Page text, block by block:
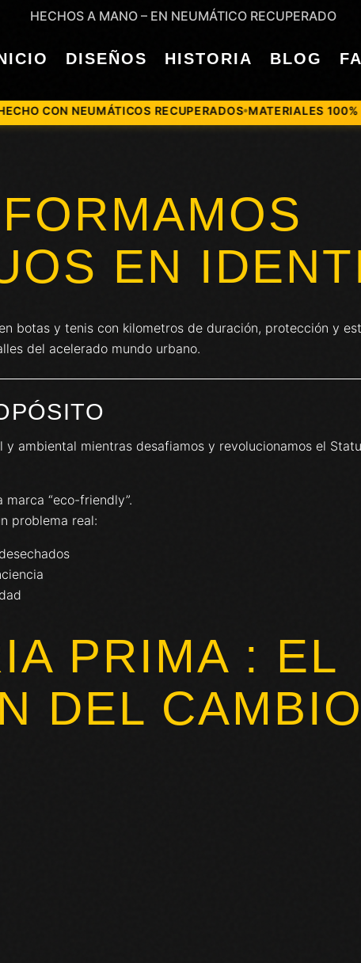
HECHOS A MANO – EN NEUMÁTICO RECUPERADO
DISEÑOS HISTORIA BLOG
●MATERIALES 100% SOSTENIBLES●MODA URBANA
EN
botas y tenis con kilometros de duración, protección y
del acelerado mundo urbano.
y ambiental mientras desafiamos y revolucionamos el
marca “eco-friendly”.
problema real:
PRIMA : EL
DEL